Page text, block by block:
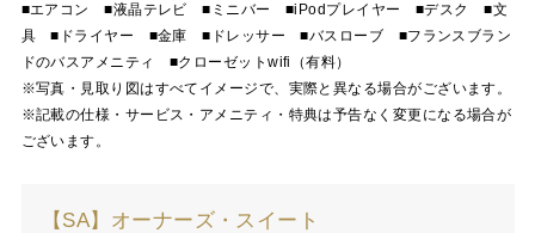
■エアコン ■液晶テレビ ■ミニバー ■iPodプレイヤー ■デスク ■文
具 ■ドライヤー ■金庫 ■ドレッサー ■バスローブ ■フランスブラン
ドのバスアメニティ ■クローゼットwifi（有料）
※写真・見取り図はすべてイメージで、実際と異なる場合がございます。
※記載の仕様・サービス・アメニティ・特典は予告なく変更になる場合が
ございます。
【SA】オーナーズ・スイート